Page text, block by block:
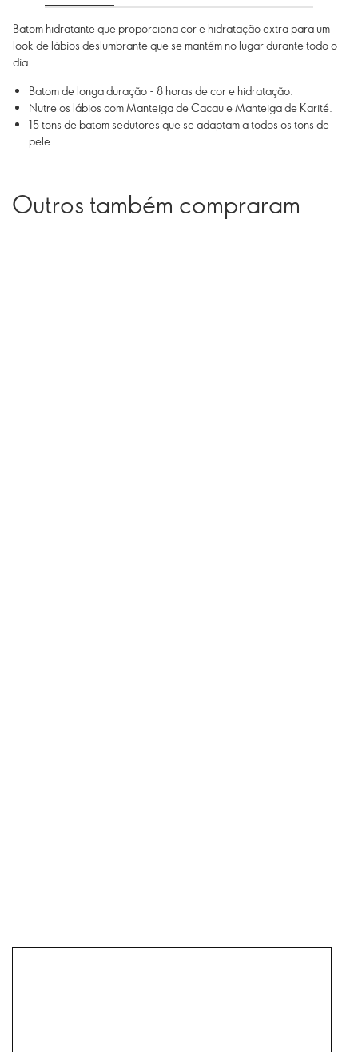
Batom hidratante que proporciona cor e hidratação extra para um
look de lábios deslumbrante que se mantém no lugar durante todo o
dia.
Batom de longa duração - 8 horas de cor e hidratação.
Nutre os lábios com Manteiga de Cacau e Manteiga de Karité.
15 tons de batom sedutores que se adaptam a todos os tons de
pele.
Outros também compraram